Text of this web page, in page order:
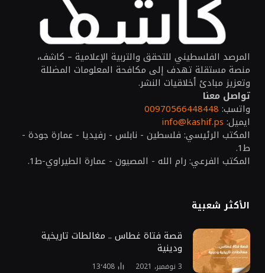
المرصد الفلسطيني للتحقق والتربية الإعلامية – كاشف،
منصة مستقلة تهدف إلى مكافحة المعلومات المضللة
وتعزيز مبادئ أخلاقيات النشر.
تواصل معنا
واتسب: 00970566448448
ايميل: info@kashif.ps
المكتب الرئيسي: فلسطين - نابلس - رفيديا - عمارة جودة -
ط1.
المكتب الفرعي: رام الله - المصيون - عمارة الطيراوي-ط1.
الأكثر شعبية
قصة فتاة غطاس .. مغالطات تاريخية
ودينية
3 نوفمبر، 2021 13٬408